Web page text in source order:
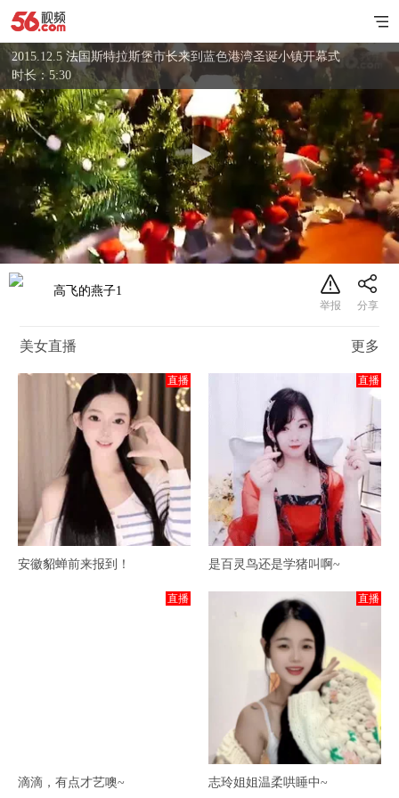
2015.12.5 法国斯特拉斯堡市长来到蓝色港湾圣诞小镇开幕式
时长：5:30
高飞的燕子1
美女直播 更多
直播
安徽貂蝉前来报到！
直播
是百灵鸟还是学猪叫啊~
直播
滴滴，有点才艺噢~
直播
志玲姐姐温柔哄睡中~